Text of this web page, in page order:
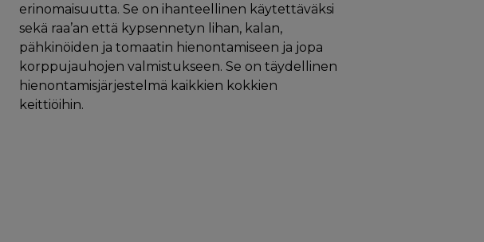
erinomaisuutta. Se on ihanteellinen käytettäväksi
sekä raa’an että kypsennetyn lihan, kalan,
pähkinöiden ja tomaatin hienontamiseen ja jopa
korppujauhojen valmistukseen. Se on täydellinen
hienontamisjärjestelmä kaikkien kokkien
keittiöihin.